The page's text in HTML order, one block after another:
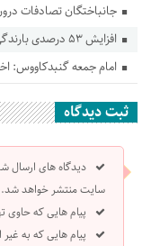
جانباختگان تصادفات درون‌شهری
افزایش ۵۳ درصدی بارندگی‌ها در گلستان
امام جمعه گنبدکاووس:
ثبت دیدگاه
دیدگاه های ارسال
سایت منتشر خواهد شد.
پیام هایی که حاوی
پیام هایی که به